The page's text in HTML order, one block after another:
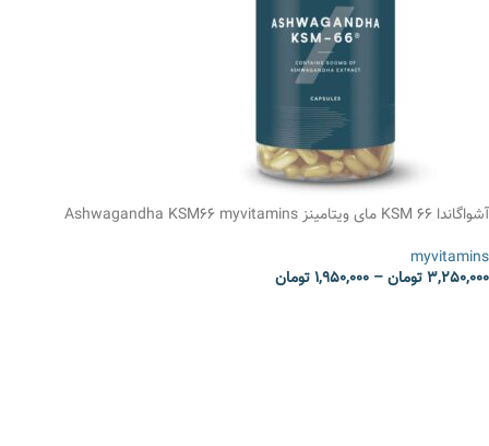
آشواگاندا KSM 66 مای ویتامینز Ashwagandha KSM66 myvitamins
myvitamins
3,250,000تومان–
1,950,000تومان